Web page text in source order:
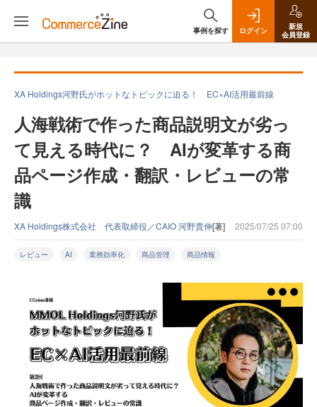
事例を探す ログイン
新規
会員登録
XA Holdings河野氏がホットなトピックに迫る！ EC×AI活用最前線
人海戦術で作った商品説明文が劣っ
て見える時代に？ AIが変革する商
品ページ作成・翻訳・レビューの常
識
XA Holdings株式会社 代表取締役／CAIO 河野貴伸[著] 2025/07/25 07:00
レビュー AI 業務効率化 商品管理 商品情報